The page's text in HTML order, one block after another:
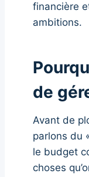
financière
ambitions.
de
Avant de
parlons du
le budget
choses